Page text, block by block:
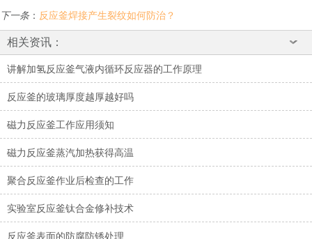
下一条： 反应釜焊接产生裂纹如何防治？
相关资讯：
讲解加氢反应釜气液内循环反应器的工作原理
反应釜的玻璃厚度越厚越好吗
磁力反应釜工作应用须知
磁力反应釜蒸汽加热获得高温
聚合反应釜作业后检查的工作
实验室反应釜钛合金修补技术
反应釜表面的防腐防锈处理